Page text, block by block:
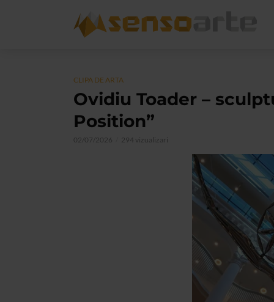
CLIPA DE ARTA
Ovidiu Toader –
Position”
02/07/2026 294 vizualizari